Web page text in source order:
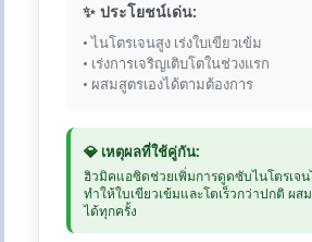
✨ ประโยชน์เด่น:
• ไนโตรเจนสูง เร่งใบเขียวเข้ม
• เร่งการเจริญเติบโตในช่วงแรก
• ผสมสูตรเองได้ตามต้องการ
💎 เหตุผลที่ใช้คู่กัน:
ฮิวมิคแอซิดช่วยเพิ่มการดูดซับไนโตรเจน
ทำให้ใบเขียวเข้มและโตเร็วกว่าปกติ ผ
ได้ทุกครั้ง